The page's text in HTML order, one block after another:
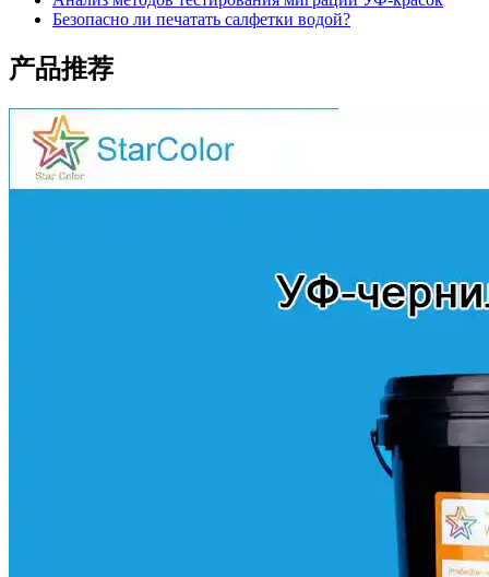
Безопасно ли печатать салфетки водой?
产品推荐